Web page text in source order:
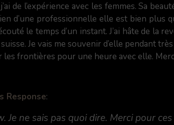
de l’expérience avec les femmes. Sa
d’une professionnelle elle est bien
le temps d’un instant. J’ai hâte de la
Je vais me souvenir d’elle pendant
les frontières pour une heure avec elle.
Response:
Je ne sais pas quoi dire. Merci pour